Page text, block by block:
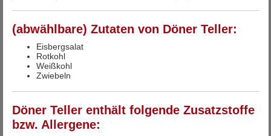
(abwählbare) Zutaten von Döner Teller:
Eisbergsalat
Rotkohl
Weißkohl
Zwiebeln
Döner Teller enthält folgende Zusatzstoffe
bzw. Allergene: